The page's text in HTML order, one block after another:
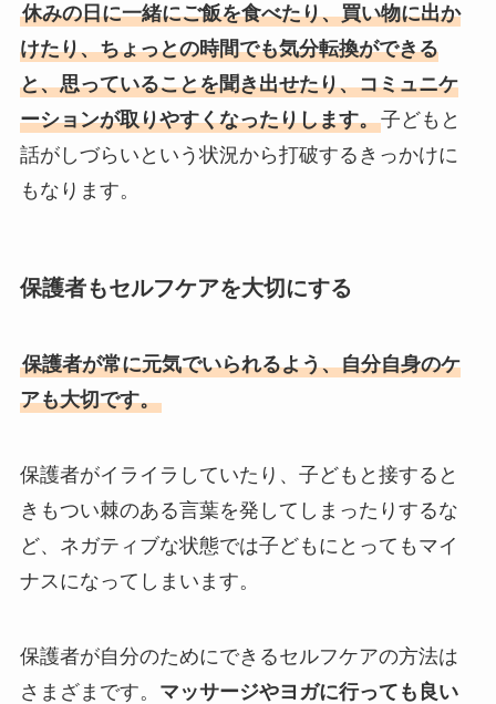
休みの日に一緒にご飯を食べたり、買い物に出か
けたり、ちょっとの時間でも気分転換ができる
と、思っていることを聞き出せたり、コミュニケ
ーションが取りやすくなったりします。子どもと
話がしづらいという状況から打破するきっかけに
もなります。
保護者もセルフケアを大切にする
保護者が常に元気でいられるよう、自分自身のケ
アも大切です。
保護者がイライラしていたり、子どもと接すると
きもつい棘のある言葉を発してしまったりするな
ど、ネガティブな状態では子どもにとってもマイ
ナスになってしまいます。
保護者が自分のためにできるセルフケアの方法は
さまざまです。 マッサージやヨガに行っても良い